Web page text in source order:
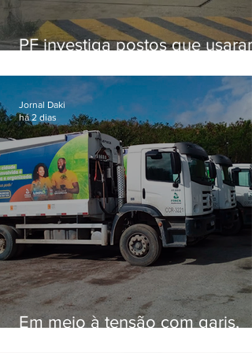
PF investiga postos que usaram
secretário morto em 2020
Em meio à tensão com garis,
Jornal Daki
há 2 dias